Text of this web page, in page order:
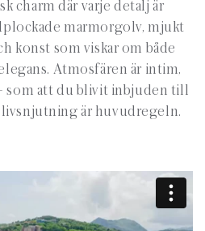
charm där varje detalj är
marmorgolv, mjukt
konst som viskar om både
Atmosfären är intim,
som att du blivit inbjuden till
är huvudregeln.